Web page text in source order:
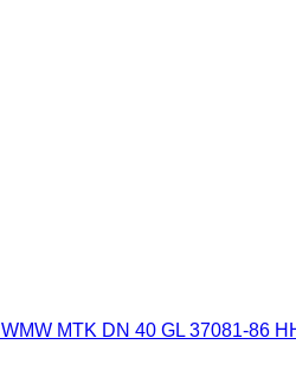
WMW MTK DN 40 GL 37081-86